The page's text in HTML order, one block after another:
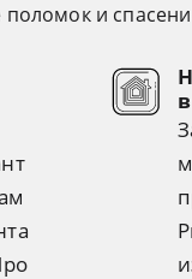
и